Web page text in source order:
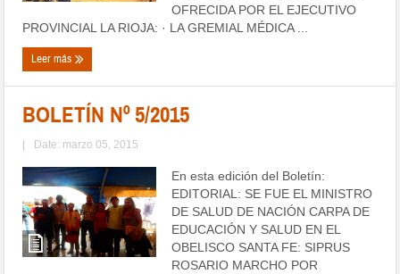
OFRECIDA POR EL EJECUTIVO
PROVINCIAL LA RIOJA: · LA GREMIAL MÉDICA ...
Leer más
BOLETÍN Nº 5/2015
| Date: marzo 05, 2015
En esta edición del Boletín:
EDITORIAL: SE FUE EL MINISTRO
DE SALUD DE NACIÓN CARPA DE
EDUCACIÓN Y SALUD EN EL
OBELISCO SANTA FE: SIPRUS
ROSARIO MARCHO POR